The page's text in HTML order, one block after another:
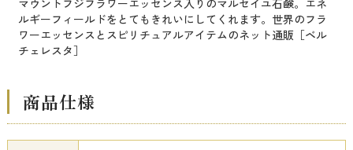
マウントフジフラワーエッセンス入りのマルセイユ石鹸。エネ
ルギーフィールドをとてもきれいにしてくれます。世界のフラ
ワーエッセンスとスピリチュアルアイテムのネット通販［ベル
チェレスタ］
商品仕様